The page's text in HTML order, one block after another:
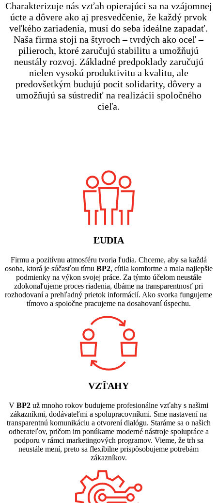
Charakterizuje nás vzťah opierajúci sa na vzájomnej
úcte a dôvere ako aj presvedčenie, že každý prvok
veľkého zariadenia, musí do seba ideálne zapadať.
Naša firma stoji na štyroch – tvrdých ako oceľ –
pilieroch, ktoré zaručujú stabilitu a umožňujú
neustály rozvoj. Základné predpoklady zaručujú
nielen vysokú produktivitu a kvalitu, ale
predovšetkým budujú pocit solidarity, dôvery a
umožňujú sa sústrediť na realizácii spoločného
cieľa.
ĽUDIA
Firmu a pozitívnu atmosféru tvoria ľudia. Chceme, aby sa každá
osoba, ktorá je súčasťou tímu BP2, cítila komfortne a mala najlepšie
podmienky na výkon svojej práce. Za týmto účelom neustále
zdokonaľujeme proces riadenia, dbáme na transparentnosť pri
rozhodovaní a prehľadný prietok informácií. Ako svorka fungujeme
tímovo a spoločne pracujeme na dosahovaní úspechu.
VZŤAHY
V BP2 už mnoho rokov budujeme profesionálne vzťahy s našimi
zákazníkmi, dodávateľmi a spolupracovníkmi. Sme nastavení na
transparentnú komunikáciu a otvorení dialógu. Staráme sa o našich
odberateľov, pričom im ponúkame moderné nástroje spolupráce a
podporu v rámci marketingových programov. Vieme, že trh sa
neustále mení, preto sa flexibilne prispôsobujeme potrebám
zákazníkov.